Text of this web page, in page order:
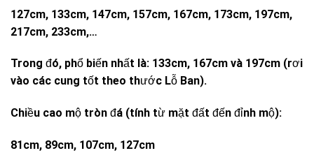
127cm, 133cm, 147cm, 157cm, 167cm, 173cm, 197cm,
217cm, 233cm,…
Trong đó, phổ biến nhất là: 133cm, 167cm và 197cm (rơi
vào các cung tốt theo thước Lỗ Ban).
Chiều cao mộ tròn đá (tính từ mặt đất đến đỉnh mộ):
81cm, 89cm, 107cm, 127cm